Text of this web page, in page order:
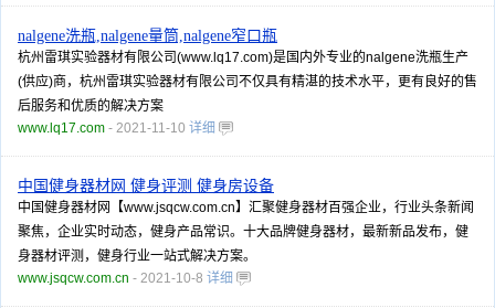
nalgene洗瓶,nalgene量筒,nalgene窄口瓶
杭州雷琪实验器材有限公司(www.lq17.com)是国内外专业的nalgene洗瓶生产
(供应)商，杭州雷琪实验器材有限公司不仅具有精湛的技术水平，更有良好的售
后服务和优质的解决方案
www.lq17.com - 2021-11-10 详细
中国健身器材网 健身评测 健身房设备
中国健身器材网【www.jsqcw.com.cn】汇聚健身器材百强企业，行业头条新闻
聚焦，企业实时动态，健身产品常识。十大品牌健身器材，最新新品发布，健
身器材评测，健身行业一站式解决方案。
www.jsqcw.com.cn - 2021-10-8 详细